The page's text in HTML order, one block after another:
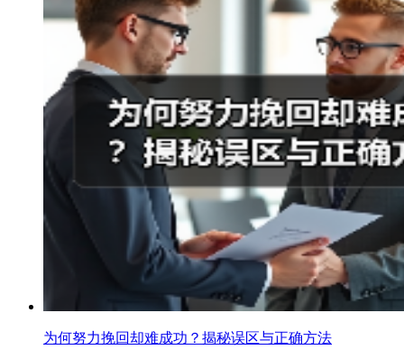
为何努力挽回却难成功？揭秘误区与正确方法